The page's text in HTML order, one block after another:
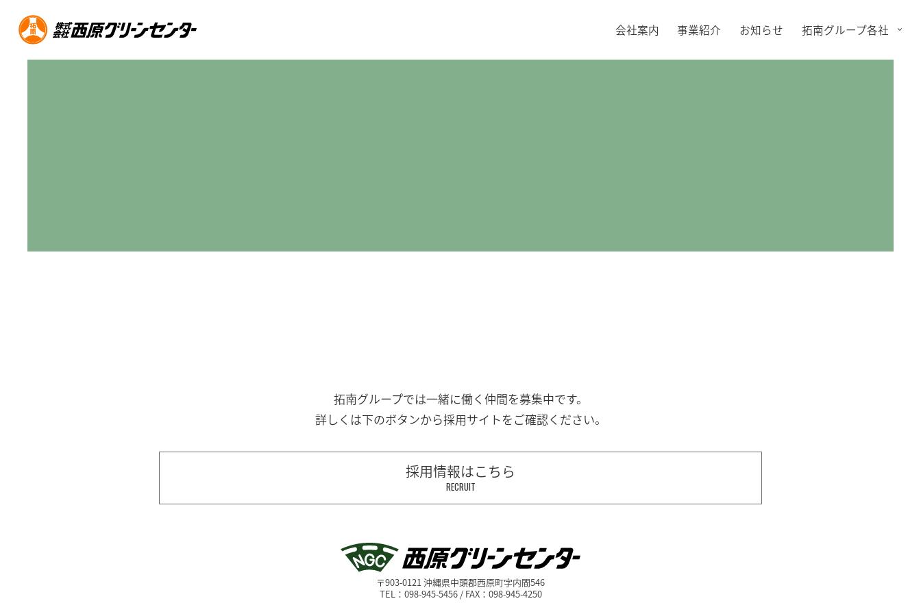
会社案内 事業紹介 お知らせ 拓南グループ各社
拓南グループでは一緒に働く 仲間を募集中です。
詳しくは下のボタンから採用サイトをご確認ください。
採用情報はこちら
RECRUIT
〒903-0121 沖縄県中頭郡西原町字内間546
TEL：098-945-5456 / FAX：098-945-4250